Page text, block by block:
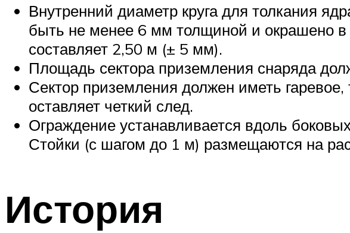
Внутренний диаметр круга для толкания
быть не менее 6 мм толщиной и окрашено в
составляет 2,50 м (± 5 мм).
Площадь сектора приземления снаряда
Сектор приземления должен иметь
оставляет четкий след.
Ограждение устанавливается вдоль
Стойки (с шагом до 1 м) размещаются на
История